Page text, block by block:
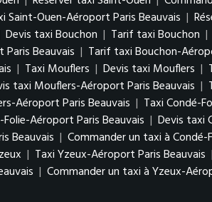
Saint-Ouen-Aéroport Paris Beauvais |
Devis taxi Bouchon | Tarif taxi Bouchon |
Beauvais | Tarif taxi Bouchon-
| Taxi Mouflers | Devis taxi Mouflers |
taxi Mouflers-Aéroport Paris Beauvais |
Aéroport Paris Beauvais | Taxi Condé-
Folie-Aéroport Paris Beauvais | Devis taxi
Beauvais | Commander un taxi à
| Taxi Yzeux-Aéroport Paris Beauvais |
| Commander un taxi à Yzeux-